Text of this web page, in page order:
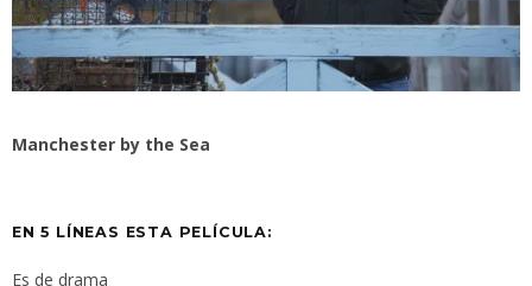
Manchester by the Sea
EN 5 LÍNEAS ESTA PELÍCULA:
Es de drama